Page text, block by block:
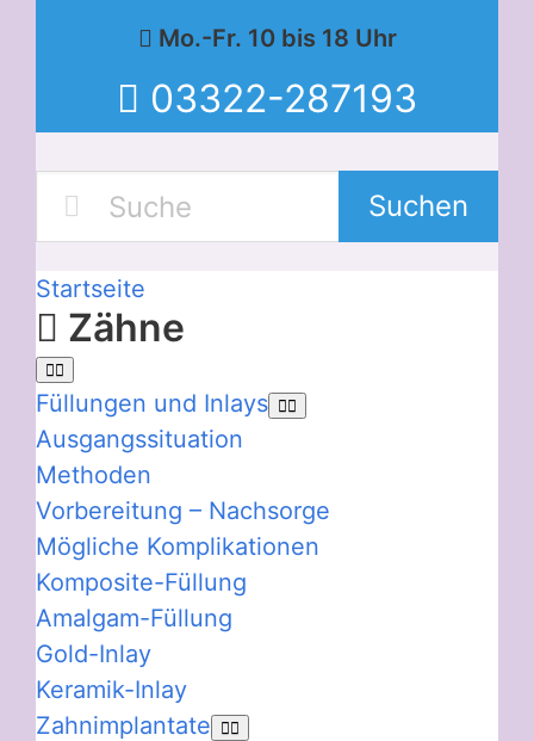
Mo.-Fr. 10 bis 18 Uhr
03322-287193
Suchen
Startseite
Zähne
Füllungen und Inlays
Ausgangssituation
Methoden
Vorbereitung – Nachsorge
Mögliche Komplikationen
Komposite-Füllung
Amalgam-Füllung
Gold-Inlay
Keramik-Inlay
Zahnimplantate